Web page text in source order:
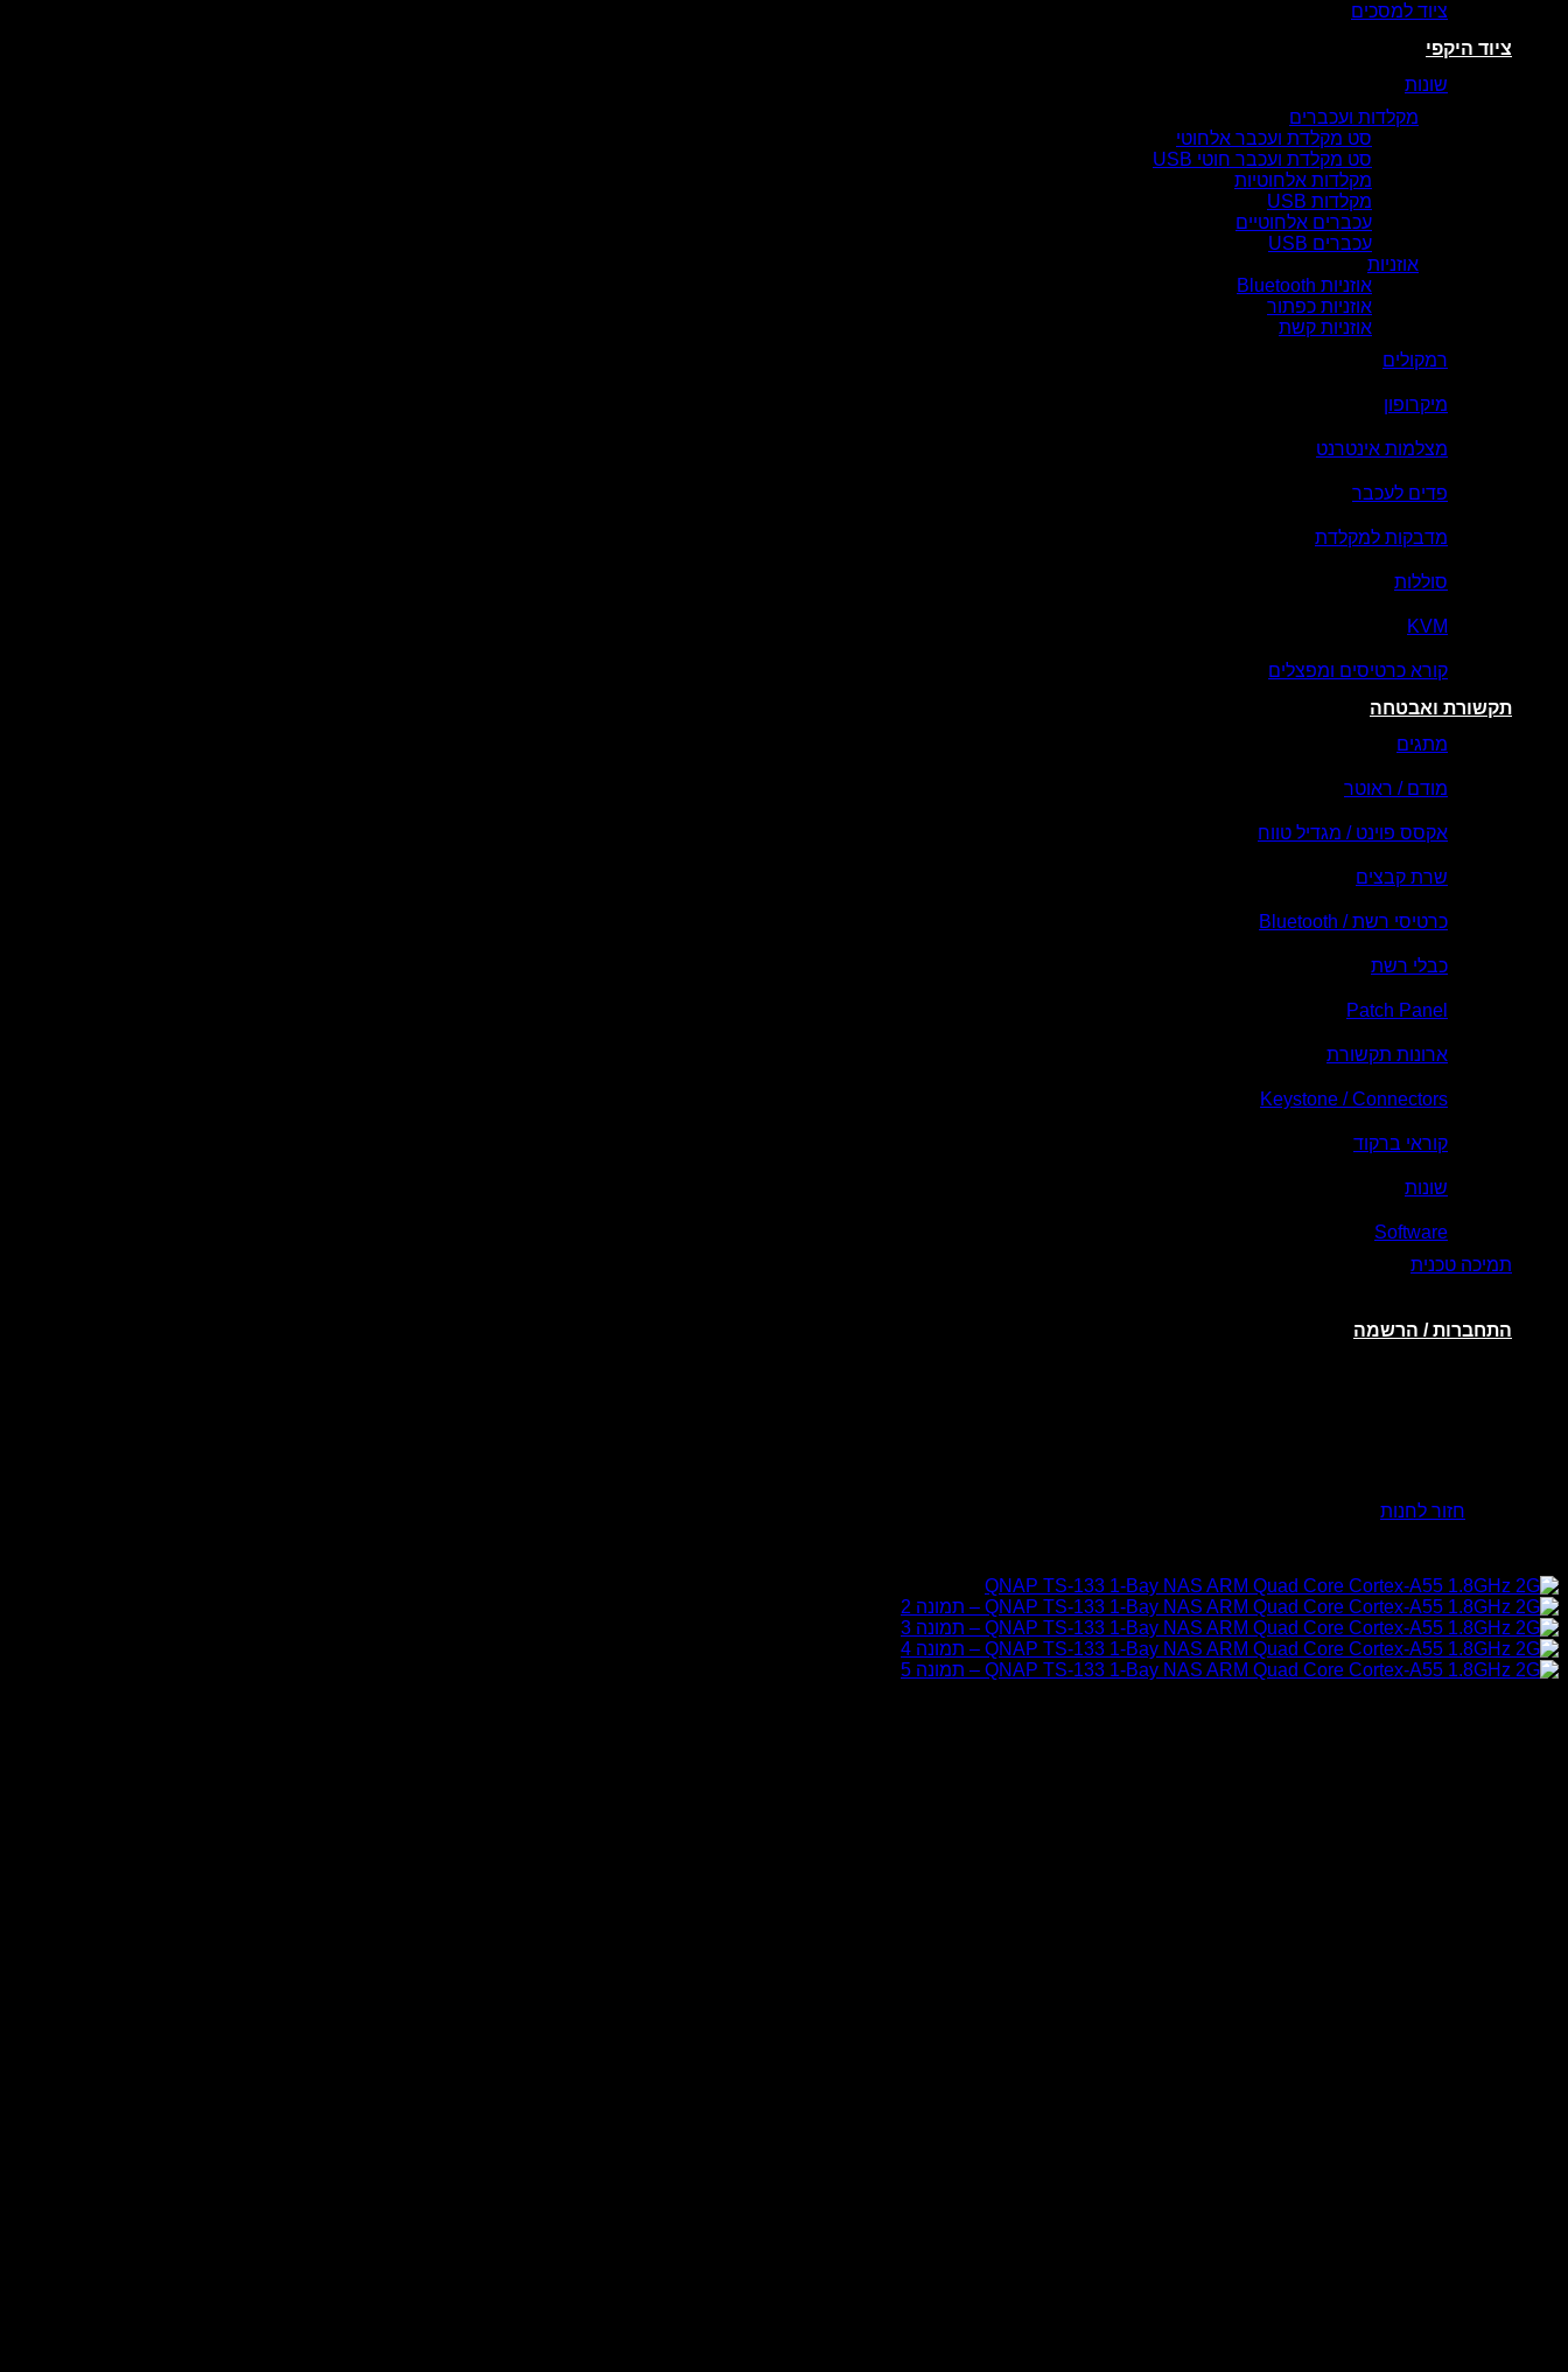
ציוד למסכים
ציוד היקפי
שונות
מקלדות ועכברים
סט מקלדת ועכבר אלחוטי
סט מקלדת ועכבר חוטי USB
מקלדות אלחוטיות
מקלדות USB
עכברים אלחוטיים
עכברים USB
אוזניות
אוזניות Bluetooth
אוזניות כפתור
אוזניות קשת
רמקולים
מיקרופון
מצלמות אינטרנט
פדים לעכבר
מדבקות למקלדת
סוללות
KVM
קורא כרטיסים ומפצלים
תקשורת ואבטחה
מתגים
מודם / ראוטר
אקסס פוינט / מגדיל טווח
שרת קבצים
כרטיסי רשת / Bluetooth
כבלי רשת
Patch Panel
ארונות תקשורת
Keystone / Connectors
קוראי ברקוד
שונות
Software
תמיכה טכנית
התחברות / הרשמה
חזור לחנות